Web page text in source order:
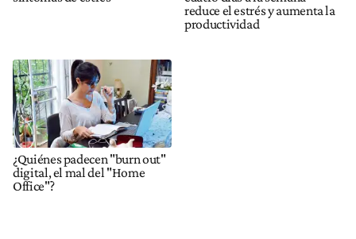
reduce el estrés y aumenta la
productividad
¿Quiénes padecen "burn out"
digital, el mal del "Home
Office"?